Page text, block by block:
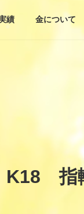
績 金について
指